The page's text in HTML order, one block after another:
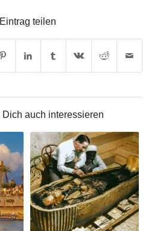
Eintrag teilen
Dich auch interessieren